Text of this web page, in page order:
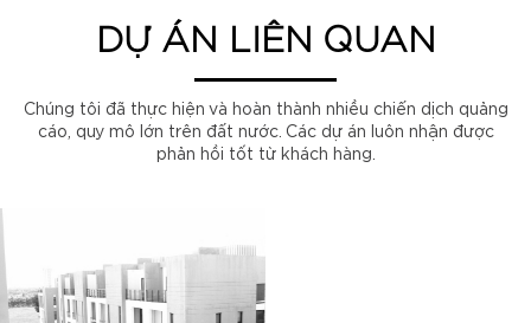
DỰ ÁN LIÊN QUAN
Chúng tôi đã thực hiện và hoàn thành nhiều chiến dịch quảng
cáo, quy mô lớn trên đất nước. Các dự án luôn nhận được
phản hồi tốt từ khách hàng.